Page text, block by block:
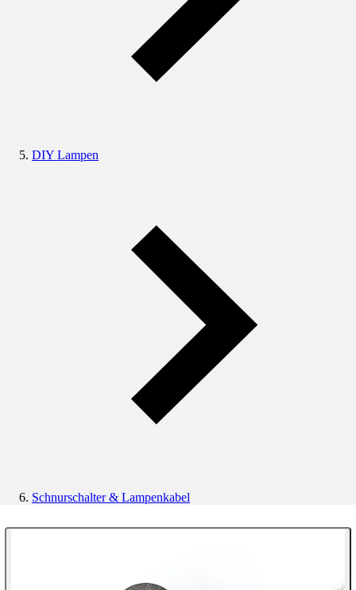
DIY Lampen
Schnurschalter & Lampenkabel